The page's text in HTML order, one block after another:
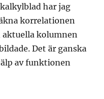
har jag
korrelationen
aktuella kolumnen
Det är ganska
av funktionen